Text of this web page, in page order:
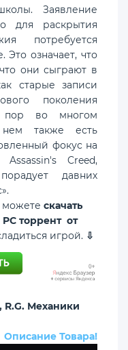
Заявление
для раскрытия
потребуется
означает, что
они сыграют в
старые записи
поколения
пор во многом
также есть
фокус на
Creed,
давних
можете скачать
торрент от
игрой. ⇩
R.G. Механики
Описание Товара!